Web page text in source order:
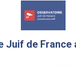
Juif de France